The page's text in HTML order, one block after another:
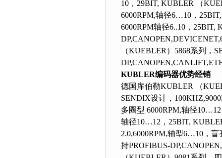
10，29BIT, KUBLER （
6000RPM,轴径6…10，25BIT,
6000RPM轴径6..10，
（KUEBLER）5868系列，
KUBLER编码器优势经销
德国库伯勒KUBLER （
SENDIX设计，
多圈型 6000RPM,轴径
轴径10…12，25BIT,
2.0,6000RPM,轴型6…10，
持PROFIBUS-